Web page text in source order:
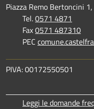
Piazza Remo Bertoncini
Tel.0571 4871
Fax0571 487310
PEC
PIVA: 00172550501
Leggi le domande